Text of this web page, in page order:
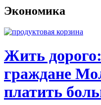
Экономика
Жить
граждане
платить